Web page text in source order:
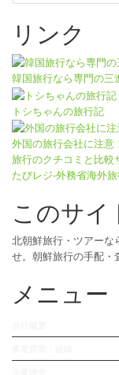
リンク
韓国旅行なら専門の三
トシちゃんの旅行記
外国の旅行会社に注意
旅行のクチコミと比
たびレジ-外務省海外
このサイ
北朝鮮旅行・ツアー
せ。朝鮮旅行の手配・
メニュー